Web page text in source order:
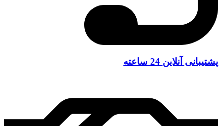
پشتیبانی آنلاین 24 ساعته